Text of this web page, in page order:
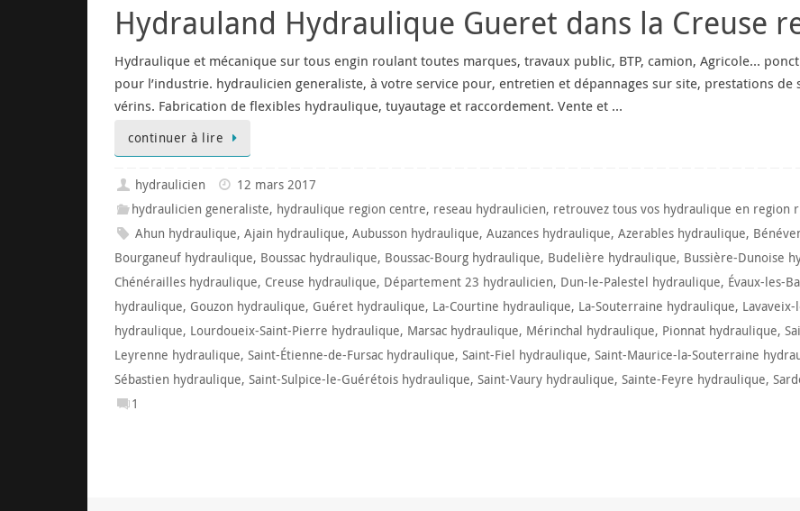
Hydrauland Hydraulique Gueret dans la Creuse
Hydraulique et mécanique sur tous engin roulant toutes marques, travaux public, BTP, camion, Agricole…
pour l’industrie. hydraulicien generaliste, à votre service pour, entretien et dépannages sur site, prestations
vérins. Fabrication de flexibles hydraulique, tuyautage et raccordement. Vente et …
continuer à lire
hydraulicien
12 mars 2017
hydraulicien generaliste, hydraulique region centre, reseau hydraulicien, retrouvez tous vos hydraulique en region
Ahun hydraulique,Ajain hydraulique,Aubusson hydraulique,Auzances hydraulique,Azerables hydraulique,
Bourganeuf hydraulique, Boussac hydraulique, Boussac-Bourg hydraulique, Budelière hydraulique, Bussière-Dunoise
Chénérailles hydraulique, Creuse hydraulique, Département 23 hydraulicien, Dun-le-Palestel hydraulique, Évaux-les-
hydraulique, Gouzon hydraulique, Guéret hydraulique, La-Courtine hydraulique, La-Souterraine hydraulique,
hydraulique, Lourdoueix-Saint-Pierre hydraulique, Marsac hydraulique, Mérinchal hydraulique, Pionnat hydraulique,
Leyrenne hydraulique, Saint-Étienne-de-Fursac hydraulique, Saint-Fiel hydraulique, Saint-Maurice-la-Souterraine
Sébastien hydraulique, Saint-Sulpice-le-Guérétois hydraulique, Saint-Vaury hydraulique, Sainte-Feyre hydraulique,
1